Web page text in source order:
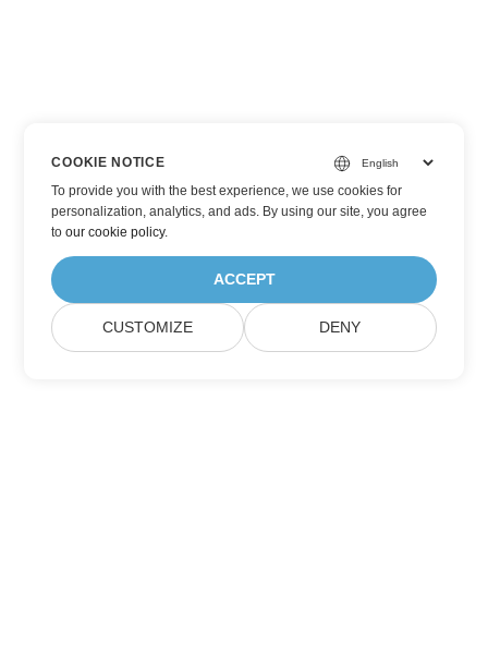
COOKIE NOTICE
To provide you with the best experience, we use cookies for
personalization, analytics, and ads. By using our site, you agree
toour cookie policy.
ACCEPT
CUSTOMIZE DENY